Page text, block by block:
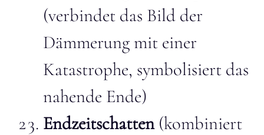
(verbindet das Bild der
Dämmerung mit einer
Katastrophe, symbolisiert das
nahende Ende)
Endzeitschatten(kombiniert